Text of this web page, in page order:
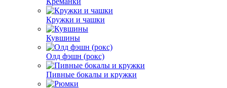
Кружки и чашки
Кувшины
Олд фэшн (рокс)
Пивные бокалы и кружки